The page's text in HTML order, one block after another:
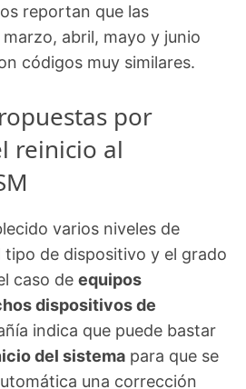
reportan que las
abril, mayo y junio
códigos muy similares.
por
reinicio al
varios niveles de
tipo de dispositivo y el grado
caso de equipos
dispositivos de
indica que puede bastar
del sistema para que se
una corrección